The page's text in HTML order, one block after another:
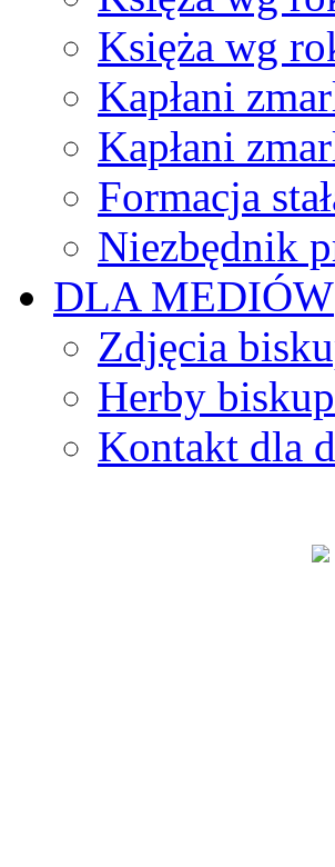
Księża wg
Kapłani
Kapłani
Formacja
Niezbędnik
DLA MEDIÓW
Zdjęcia
Herby
Kontakt dla